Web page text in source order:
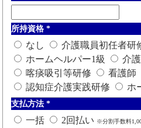
所持資格 *
なし 介護職員初任者研
ホームヘルパー1級
介
喀痰吸引等研修
看護師
認知症介護実践研修
ホ
支払方法 *
一括 2回払い ※分割手数料